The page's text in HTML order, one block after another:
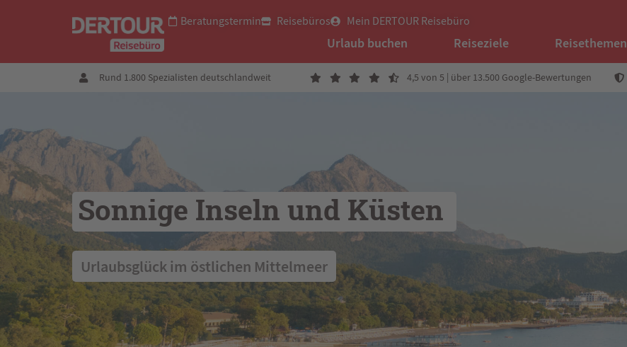
Beratungstermin Reisebüros Mein DERTOUR Reisebüro
Urlaub buchen Reiseziele Reisethemen
Rund 1.800 Spezialisten deutschlandweit 4,5 von 5 | über 13.500 Google-Bewertungen
Sonnige Inseln und Küsten
Urlaubsglück im östlichen Mittelmeer